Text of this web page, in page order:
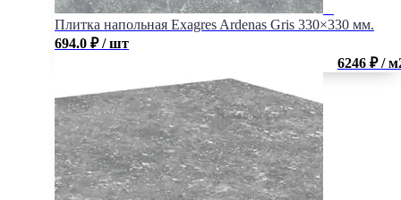
Плитка напольная Exagres Ardenas Gris 330×330 мм.
694.0 ₽ / шт
6246 ₽ /